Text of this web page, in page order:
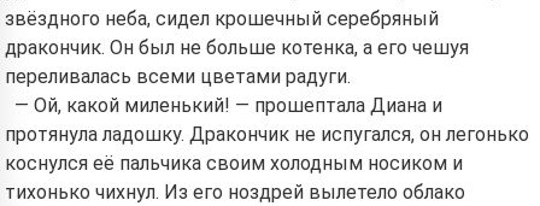
звёздного неба, сидел крошечный серебряный
дракончик. Он был не больше котенка, а его чешуя
переливалась всеми цветами радуги.
— Ой, какой миленький! — прошептала Диана и
протянула ладошку. Дракончик не испугался, он легонько
коснулся её пальчика своим холодным носиком и
тихонько чихнул. Из его ноздрей вылетело облако